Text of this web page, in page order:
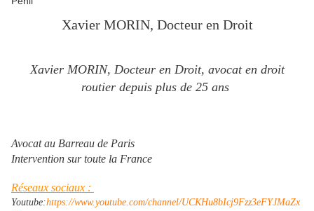
Xavier MORIN, Docteur en Droit
Xavier MORIN, Docteur en Droit, avocat en droit
routier depuis plus de 25 ans
Avocat au Barreau de Paris
Intervention sur toute la France
Réseaux sociaux :
Youtube:https://www.youtube.com/channel/UCKHu8bIcj9Fzz3eFYJMaZx